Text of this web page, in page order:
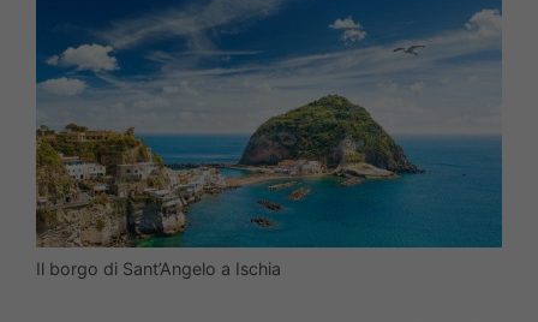
Il borgo di Sant’Angelo a Ischia